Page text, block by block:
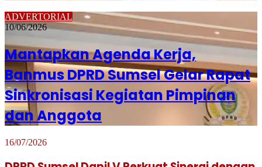
ADVERTORIAL
10/06/2026
Mantapkan Agenda Kerja,
Banmus DPRD Sumsel Gelar Rapat
Sinkronisasi Kegiatan Pimpinan
dan Anggota
16/07/2026